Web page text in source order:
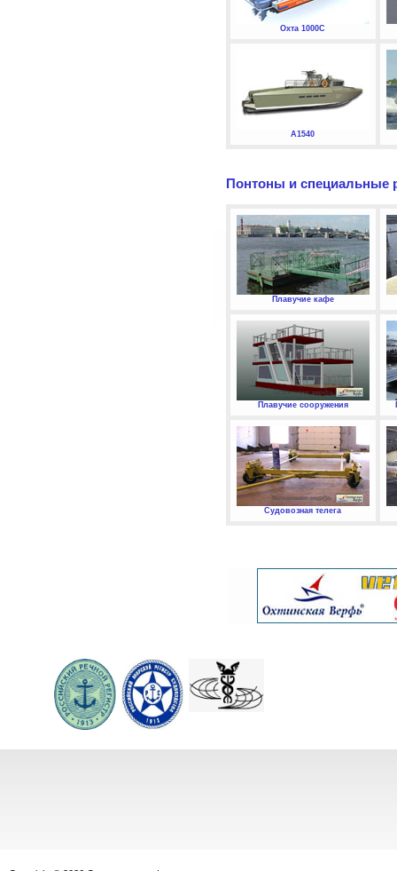
Охта 1000С
А1540
Понтоны и специальные
Плавучие кафе
Плавучие сооружения
Судовозная телега